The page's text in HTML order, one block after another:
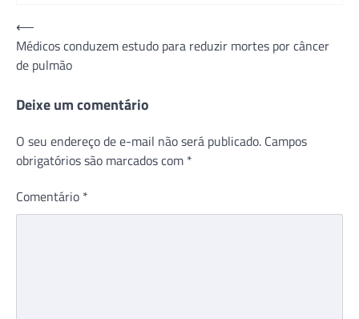
Navegação
de
Post
⟵
Médicos conduzem estudo para reduzir mortes por câncer
de pulmão
Deixe um comentário
O seu endereço de e-mail não será publicado. Campos
obrigatórios são marcados com *
Comentário *